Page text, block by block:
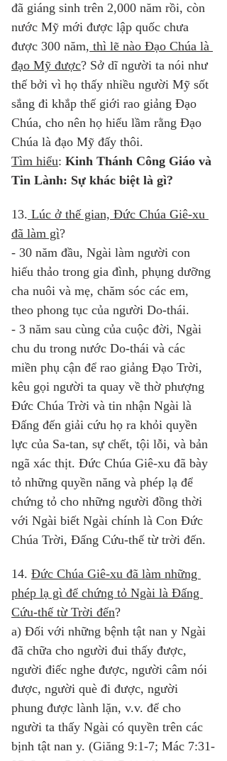
đã giáng sinh trên 2,000 năm rồi, còn
nước Mỹ mới được lập quốc chưa
được 300 năm, thì lẽ nào Đạo Chúa là
đạo Mỹ được? Sở dĩ người ta nói như
thế bởi vì họ thấy nhiều người Mỹ sốt
sắng đi khắp thế giới rao giảng Đạo
Chúa, cho nên họ hiểu lầm rằng Đạo
Chúa là đạo Mỹ đấy thôi.
Tìm hiểu: Kinh Thánh Công Giáo và
Tin Lành: Sự khác biệt là gì?
13. Lúc ở thế gian, Đức Chúa Giê-xu
đã làm gì?
- 30 năm đầu, Ngài làm người con
hiếu thảo trong gia đình, phụng dưỡng
cha nuôi và mẹ, chăm sóc các em,
theo phong tục của người Do-thái.
- 3 năm sau cùng của cuộc đời, Ngài
chu du trong nước Do-thái và các
miền phụ cận để rao giảng Đạo Trời,
kêu gọi người ta quay về thờ phượng
Đức Chúa Trời và tin nhận Ngài là
Đấng đến giải cứu họ ra khỏi quyền
lực của Sa-tan, sự chết, tội lỗi, và bản
ngã xác thịt. Đức Chúa Giê-xu đã bày
tỏ những quyền năng và phép lạ để
chứng tỏ cho những người đồng thời
với Ngài biết Ngài chính là Con Đức
Chúa Trời, Đấng Cứu-thế từ trời đến.
14. Đức Chúa Giê-xu đã làm những
phép lạ gì để chứng tỏ Ngài là Đấng
Cứu-thế từ Trời đến?
a) Đối với những bệnh tật nan y Ngài
đã chữa cho người đui thấy được,
người điếc nghe được, người câm nói
được, người què đi được, người
phung được lành lặn, v.v. để cho
người ta thấy Ngài có quyền trên các
bịnh tật nan y. (Giăng 9:1-7; Mác 7:31-